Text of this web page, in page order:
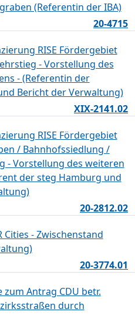
(Referentin der IBA)
20-4715
RISE Fördergebiet
- Vorstellung des
- (Referentin der
Bericht der Verwaltung)
XIX-2141.02
RISE Fördergebiet
/ Bahnhofssiedlung /
- Vorstellung des weiteren
der steg Hamburg und
20-2812.02
Cities - Zwischenstand
20-3774.01
Antrag CDU betr.
durch